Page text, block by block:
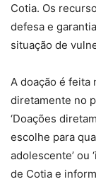
Cotia. Os
defesa e
situação de
A doação é feita
diretamente no
‘Doações
escolhe para
adolescente’ ou
de Cotia e